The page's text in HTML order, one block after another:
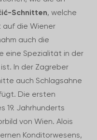
Schnitten, welche
auf die Wiener
auch die
eine Spezialität in der
In der Zagreber
auch Schlagsahne
Die ersten
19. Jahrhunderts
von Wien. Alois
Konditorwesens,